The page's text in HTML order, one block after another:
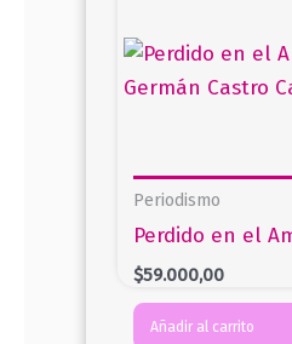
Periodismo
Perdido en el
$59.000,00
Añadir al carrito